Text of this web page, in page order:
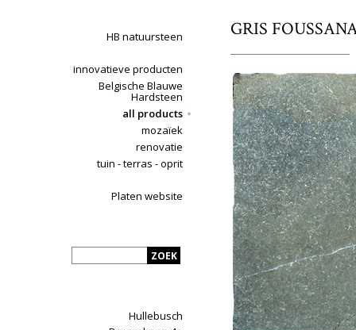
HB natuursteen
innovatieve producten
Belgische Blauwe
Hardsteen
all products
mozaïek
renovatie
tuin - terras - oprit
Platen website
Hullebusch
GRIS